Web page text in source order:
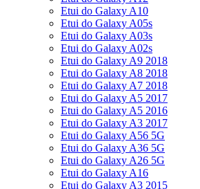
Etui do Galaxy A10
Etui do Galaxy A05s
Etui do Galaxy A03s
Etui do Galaxy A02s
Etui do Galaxy A9 2018
Etui do Galaxy A8 2018
Etui do Galaxy A7 2018
Etui do Galaxy A5 2017
Etui do Galaxy A5 2016
Etui do Galaxy A3 2017
Etui do Galaxy A56 5G
Etui do Galaxy A36 5G
Etui do Galaxy A26 5G
Etui do Galaxy A16
Etui do Galaxy A3 2015